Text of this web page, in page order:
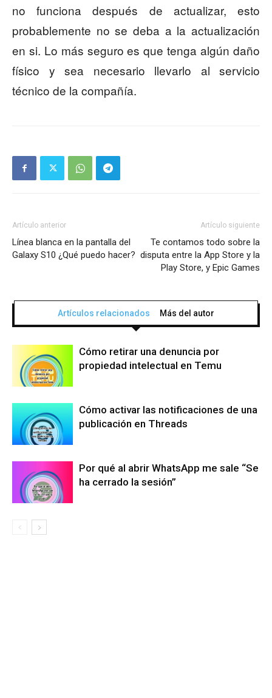
no funciona después de actualizar, esto
probablemente no se deba a la actualización
en si. Lo más seguro es que tenga algún daño
físico y sea necesario llevarlo al servicio
técnico de la compañía.
Artículo anterior
Línea blanca en la pantalla del
Galaxy S10 ¿Qué puedo hacer?
Artículo siguiente
Te contamos todo sobre la
disputa entre la App Store y la
Play Store, y Epic Games
Artículos relacionados Más del autor
Cómo retirar una denuncia por
propiedad intelectual en Temu
Cómo activar las notificaciones de una
publicación en Threads
Por qué al abrir WhatsApp me sale “Se
ha cerrado la sesión”